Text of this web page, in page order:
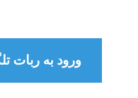
ورود به ربات